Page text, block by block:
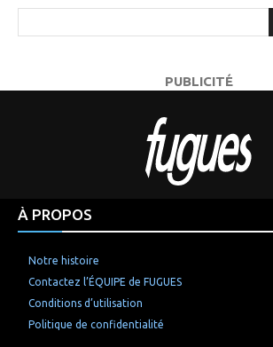
PUBLICITÉ
À PROPOS
Notre histoire
Contactez l’ÉQUIPE de FUGUES
Conditions d’utilisation
Politique de confidentialité